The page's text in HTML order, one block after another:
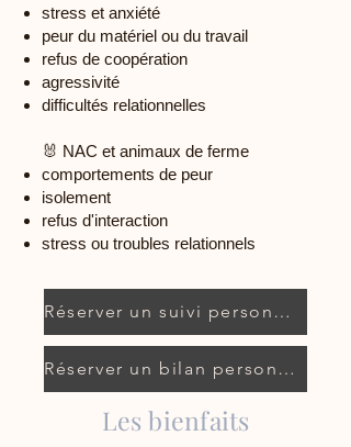
stress et anxiété
peur du matériel ou du travail
refus de coopération
agressivité
difficultés relationnelles
🐰 NAC et animaux de ferme
comportements de peur
isolement
refus d'interaction
stress ou troubles relationnels
Réserver un suivi personnalisé
Réserver un bilan personnalisé
Les bienfaits